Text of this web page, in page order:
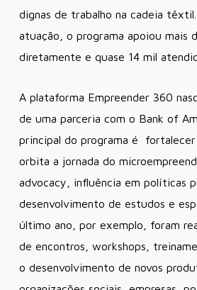
dignas de trabalho na cadeia
atuação, o programa apoiou mais
diretamente e quase 14 mil
A plataforma Empreender 360
de uma parceria com o Bank of
principal do programa é
orbita a jornada do
advocacy, influência em políticas
desenvolvimento de estudos e
último ano, por exemplo, foram
de encontros, workshops,
o desenvolvimento de novos